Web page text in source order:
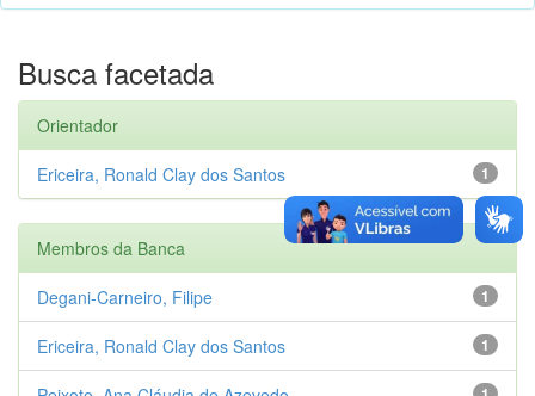
Busca facetada
Orientador
1
Ericeira, Ronald Clay dos Santos
Membros da Banca
1
Degani-Carneiro, Filipe
1
Ericeira, Ronald Clay dos Santos